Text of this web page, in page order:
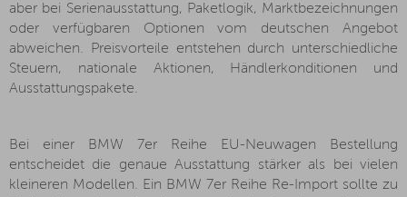
aber bei Serienausstattung, Paketlogik, Marktbezeichnungen
oder verfügbaren Optionen vom deutschen Angebot
abweichen. Preisvorteile entstehen durch unterschiedliche
Steuern, nationale Aktionen, Händlerkonditionen und
Ausstattungspakete.
Bei einer BMW 7er Reihe EU-Neuwagen Bestellung
entscheidet die genaue Ausstattung stärker als bei vielen
kleineren Modellen. Ein BMW 7er Reihe Re-Import sollte zu